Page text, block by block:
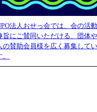
法人おせっ会では、会の活
旨にご賛同いただける、団体
の賛助会員様を広く募集して